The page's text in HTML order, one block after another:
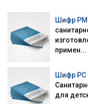
Шифр
примен...
Шифр РС
для